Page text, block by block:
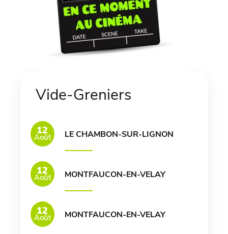
Vide-Greniers
12
Août LE CHAMBON-SUR-LIGNON
12
Août MONTFAUCON-EN-VELAY
12
Août MONTFAUCON-EN-VELAY